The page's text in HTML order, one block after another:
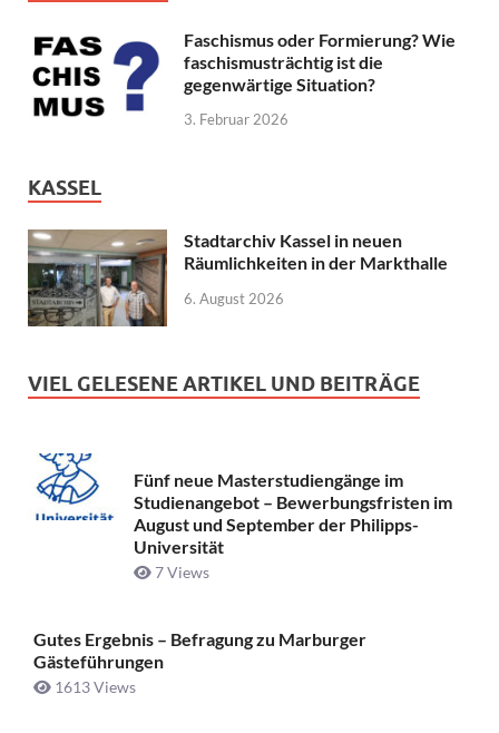
Faschismus oder Formierung? Wie
faschismusträchtig ist die
gegenwärtige Situation?
3. Februar 2026
KASSEL
Stadtarchiv Kassel in neuen
Räumlichkeiten in der Markthalle
6. August 2026
VIEL GELESENE ARTIKEL UND BEITRÄGE
Fünf neue Masterstudiengänge im
Studienangebot – Bewerbungsfristen im
August und September der Philipps-
Universität
7 Views
Gutes Ergebnis – Befragung zu Marburger
Gästeführungen
1613 Views